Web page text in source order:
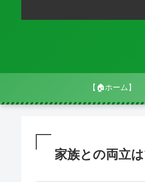
【🏠ホーム】
家族との両立